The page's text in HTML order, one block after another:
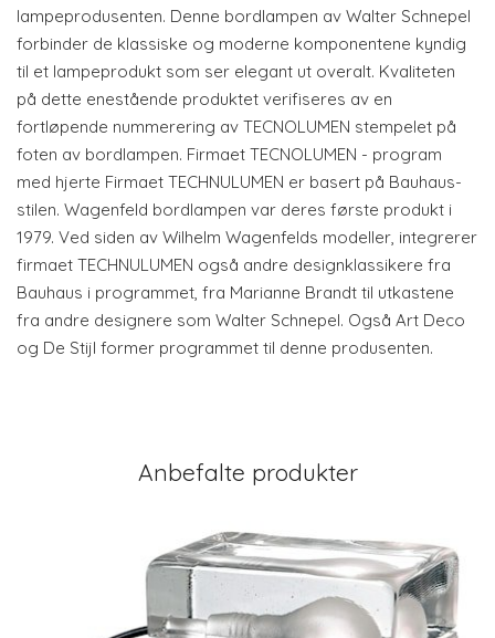
lampeprodusenten. Denne bordlampen av Walter Schnepel
forbinder de klassiske og moderne komponentene kyndig
til et lampeprodukt som ser elegant ut overalt. Kvaliteten
på dette enestående produktet verifiseres av en
fortløpende nummerering av TECNOLUMEN stempelet på
foten av bordlampen. Firmaet TECNOLUMEN - program
med hjerte Firmaet TECHNULUMEN er basert på Bauhaus-
stilen. Wagenfeld bordlampen var deres første produkt i
1979. Ved siden av Wilhelm Wagenfelds modeller, integrerer
firmaet TECHNULUMEN også andre designklassikere fra
Bauhaus i programmet, fra Marianne Brandt til utkastene
fra andre designere som Walter Schnepel. Også Art Deco
og De Stijl former programmet til denne produsenten.
Anbefalte produkter